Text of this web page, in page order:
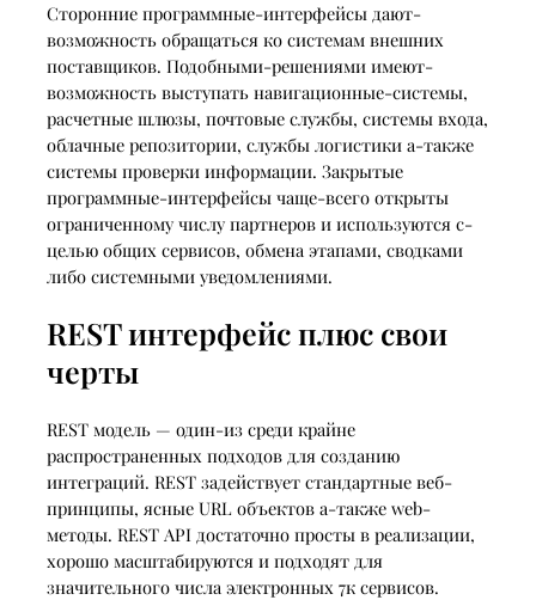
Сторонние программные-интерфейсы дают-
возможность обращаться ко системам внешних
поставщиков. Подобными-решениями имеют-
возможность выступать навигационные-системы,
расчетные шлюзы, почтовые службы, системы входа,
облачные репозитории, службы логистики а-также
системы проверки информации. Закрытые
программные-интерфейсы чаще-всего открыты
ограниченному числу партнеров и используются с-
целью общих сервисов, обмена этапами, сводками
либо системными уведомлениями.
REST интерфейс плюс свои
черты
REST модель — один-из среди крайне
распространенных подходов для созданию
интеграций. REST задействует стандартные веб-
принципы, ясные URL объектов а-также web-
методы. REST API достаточно просты в реализации,
хорошо масштабируются и подходят для
значительного числа электронных 7к сервисов.